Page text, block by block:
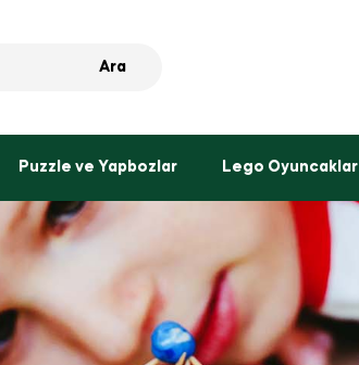
Ara
Puzzle ve Yapbozlar Lego Oyuncaklar